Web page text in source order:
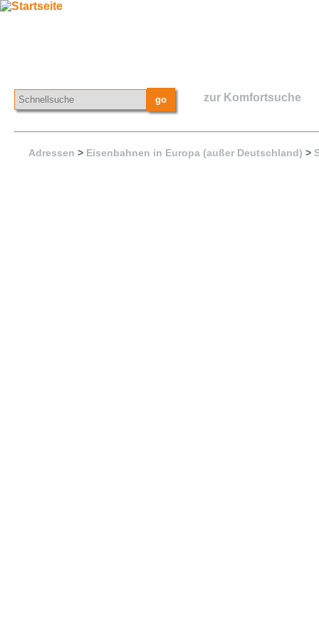
zur Komfortsuche
Adressen > Eisenbahnen in Europa (außer Deutschland) >